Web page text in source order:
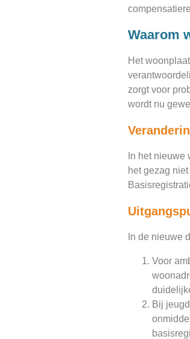
Waarom
Het
zorgt voor
wordt nu
In het
het gezag
In de nieuwe
Voor
Bij